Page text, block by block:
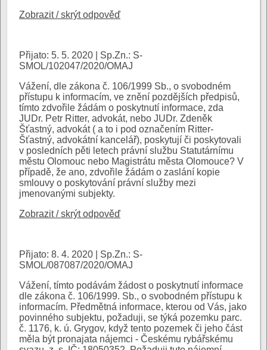
Zobrazit / skrýt odpověď
Přijato: 5. 5. 2020 | Sp.Zn.: S-
SMOL/102047/2020/OMAJ
Vážení, dle zákona č. 106/1999 Sb., o svobodném
přístupu k informacím, ve znění pozdějších předpisů,
tímto zdvořile žádám o poskytnutí informace, zda
JUDr. Petr Ritter, advokát, nebo JUDr. Zdeněk
Šťastný, advokát ( a to i pod označením Ritter-
Šťastný, advokátní kancelář), poskytují či poskytovali
v posledních pěti letech právní službu Statutárnímu
městu Olomouc nebo Magistrátu města Olomouce? V
případě, že ano, zdvořile žádám o zaslání kopie
smlouvy o poskytování právní služby mezi
jmenovanými subjekty.
Zobrazit / skrýt odpověď
Přijato: 8. 4. 2020 | Sp.Zn.: S-
SMOL/087087/2020/OMAJ
Vážení, tímto podávám žádost o poskytnutí informace
dle zákona č. 106/1999. Sb., o svobodném přístupu k
informacím. Předmětná informace, kterou od Vás, jako
povinného subjektu, požaduji, se týká pozemku parc.
č. 1176, k. ú. Grygov, když tento pozemek či jeho část
měla být pronajata nájemci - Českému rybářskému